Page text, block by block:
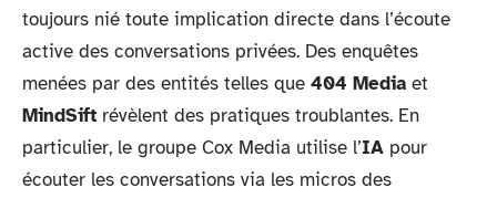
toujours nié toute implication directe dans l’écoute
active des conversations privées. Des enquêtes
menées par des entités telles que 404 Media et
MindSift révèlent des pratiques troublantes. En
particulier, le groupe Cox Media utilise l’IA pour
écouter les conversations via les micros des